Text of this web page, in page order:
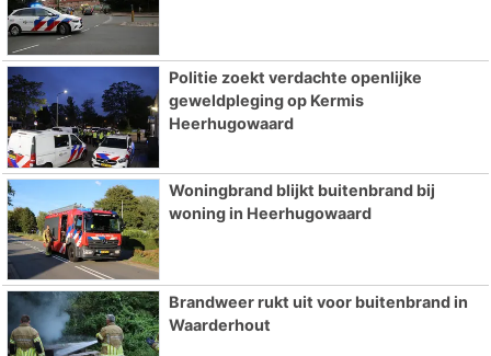
Politie zoekt verdachte openlijke
geweldpleging op Kermis
Heerhugowaard
Woningbrand blijkt buitenbrand bij
woning in Heerhugowaard
Brandweer rukt uit voor buitenbrand in
Waarderhout